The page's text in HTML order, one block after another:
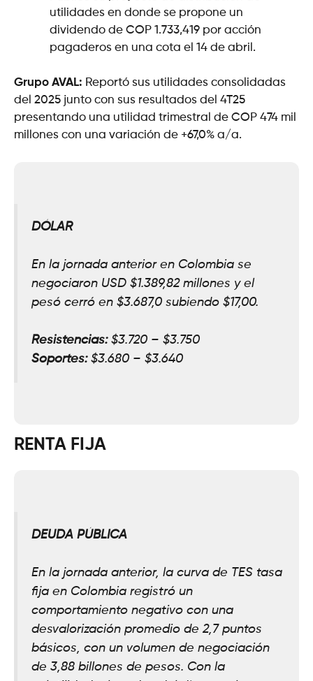
utilidades en donde se propone un
dividendo de COP 1.733,419 por acción
pagaderos en una cota el 14 de abril.
Grupo AVAL: Reportó sus utilidades consolidadas
del 2025 junto con sus resultados del 4T25
presentando una utilidad trimestral de COP 474 mil
millones con una variación de +67,0% a/a.
DÓLAR
En la jornada anterior en Colombia se
negociaron USD $1.389,82 millones y el
pesó cerró en $3.687,0 subiendo $17,00.
Resistencias:$3.720 – $3.750
Soportes: $3.680 – $3.640
RENTA FIJA
DEUDA PÚBLICA
En la jornada anterior, la curva de TES tasa
fija en Colombia registró un
comportamiento negativo con una
desvalorización promedio de 2,7 puntos
básicos, con un volumen de negociación
de 3,88 billones de pesos. Con la